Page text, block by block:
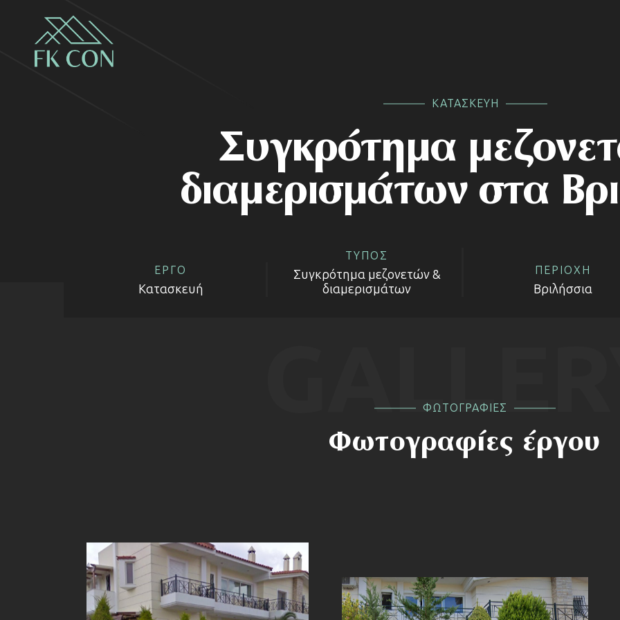
ΚΑΤΑΣΚΕΥΗ
Συγκρότημα
διαμερισμάτων στα
ΕΡΓΟ
Κατασκευή
ΤΥΠΟΣ
Συγκρότημα μεζονετών &
διαμερισμάτων
ΠΕΡΙΟΧΗ
Βριλήσσια
ΦΩΤΟΓΡΑΦΙΕΣ
Φωτογραφίες έργου